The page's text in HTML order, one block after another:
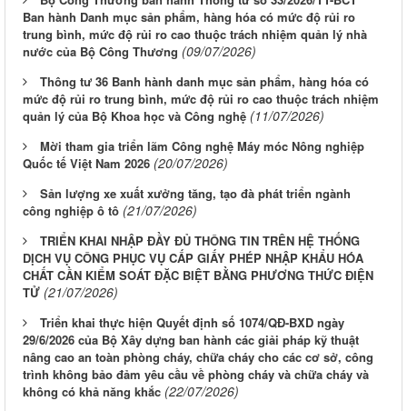
Ban hành Danh mục sản phẩm, hàng hóa có mức độ rủi ro
trung bình, mức độ rủi ro cao thuộc trách nhiệm quản lý nhà
nước của Bộ Công Thương (09/07/2026)
Thông tư 36 Banh hành danh mục sản phẩm, hàng hóa có
mức độ rủi ro trung bình, mức độ rủi ro cao thuộc trách nhiệm
quản lý của Bộ Khoa học và Công nghệ (11/07/2026)
Mời tham gia triển lãm Công nghệ Máy móc Nông nghiệp
Quốc tế Việt Nam 2026 (20/07/2026)
Sản lượng xe xuất xưởng tăng, tạo đà phát triển ngành
công nghiệp ô tô (21/07/2026)
TRIỂN KHAI NHẬP ĐẦY ĐỦ THÔNG TIN TRÊN HỆ THỐNG
DỊCH VỤ CÔNG PHỤC VỤ CẤP GIẤY PHÉP NHẬP KHẨU HÓA
CHẤT CẦN KIỂM SOÁT ĐẶC BIỆT BẰNG PHƯƠNG THỨC ĐIỆN
TỬ (21/07/2026)
Triển khai thực hiện Quyết định số 1074/QĐ-BXD ngày
29/6/2026 của Bộ Xây dựng ban hành các giải pháp kỹ thuật
nâng cao an toàn phòng cháy, chữa cháy cho các cơ sở, công
trình không bảo đảm yêu cầu về phòng cháy và chữa cháy và
không có khả năng khắc (22/07/2026)